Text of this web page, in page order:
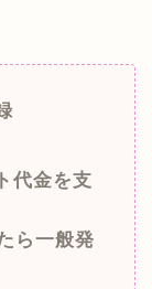
代金を支
ら一般発